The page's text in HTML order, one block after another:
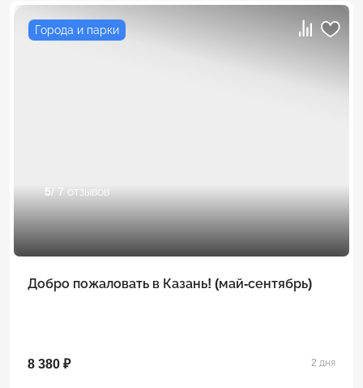
Города и парки
5/ 7 отзывов
Добро пожаловать в Казань! (май-сентябрь)
8 380 ₽ 2 дня